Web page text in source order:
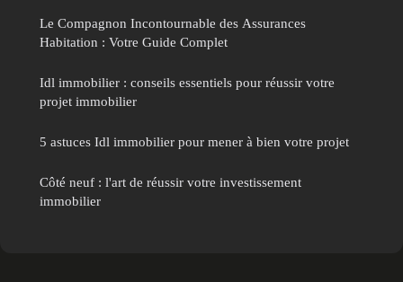
Le Compagnon Incontournable des Assurances
Habitation : Votre Guide Complet
Idl immobilier : conseils essentiels pour réussir votre
projet immobilier
5 astuces Idl immobilier pour mener à bien votre projet
Côté neuf : l'art de réussir votre investissement
immobilier